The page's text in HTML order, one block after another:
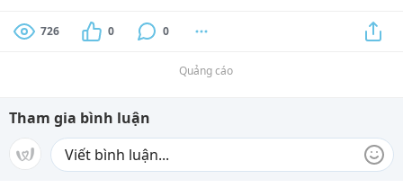
726 0 0
Quảng cáo
Tham gia bình luận